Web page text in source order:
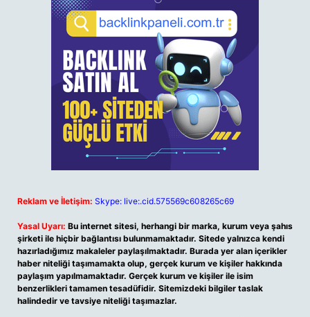
Reklam ve İletişim: Skype: live:.cid.575569c608265c69
Yasal Uyarı: Bu internet sitesi, herhangi bir marka, kurum veya şahıs
şirketi ile hiçbir bağlantısı bulunmamaktadır. Sitede yalnızca kendi
hazırladığımız makaleler paylaşılmaktadır. Burada yer alan içerikler
haber niteliği taşımamakta olup, gerçek kurum ve kişiler hakkında
paylaşım yapılmamaktadır. Gerçek kurum ve kişiler ile isim
benzerlikleri tamamen tesadüfidir. Sitemizdeki bilgiler taslak
halindedir ve tavsiye niteliği taşımazlar.